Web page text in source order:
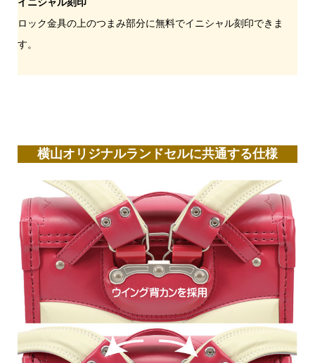
イニシャル刻印
ロック金具の上のつまみ部分に無料でイニシャル刻印できま
す。
横山オリジナルランドセルに共通する仕様